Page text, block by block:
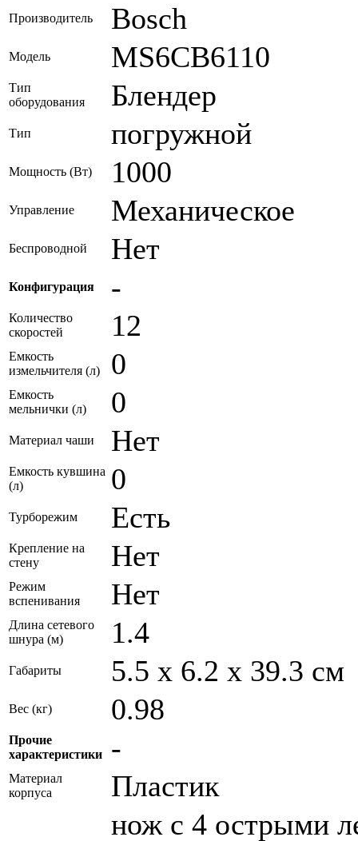
Производитель Bosch
Модель MS6CB6110
Тип
оборудования
Блендер
Тип погружной
Мощность (Вт) 1000
Управление Механическое
Беспроводной Нет
Конфигурация -
Количество
скоростей
12
Емкость
измельчителя (л)
0
Емкость
мельнички (л)
0
Материал чаши Нет
Емкость кувшина
(л)
0
Турборежим Есть
Крепление на
стену
Нет
Режим
вспенивания
Нет
Длина сетевого
шнура (м)
1.4
Габариты 5.5 х 6.2 х 39.3 см
Вес (кг) 0.98
Прочие
характеристики
-
Материал
корпуса
Пластик
нож с 4 острыми